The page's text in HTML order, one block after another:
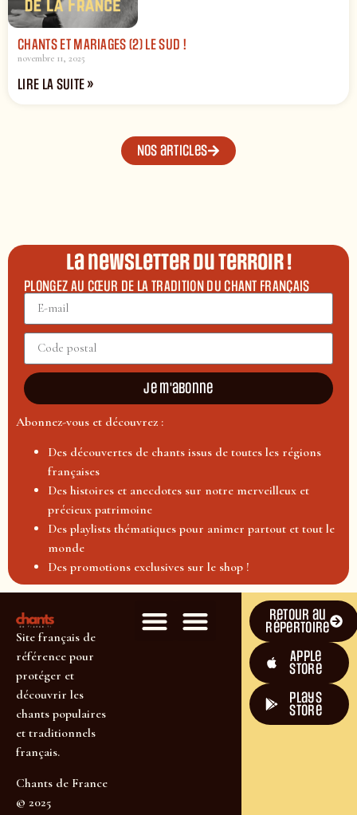
CHANTS ET MARIAGES (2) LE SUD !
novembre 11, 2025
LIRE LA SUITE »
Nos articles
La newsletter du terroir !
PLONGEZ AU CŒUR DE LA TRADITION DU CHANT FRANÇAIS
Je m'abonne
Abonnez-vous et découvrez :
Des découvertes de chants issus de toutes les régions
françaises
Des histoires et anecdotes sur notre merveilleux et
précieux patrimoine
Des playlists thématiques pour animer partout et tout le
monde
Des promotions exclusives sur le shop !
Site français de
référence pour
protéger et
découvrir les
chants populaires
et traditionnels
français.
Chants de France
© 2025
Retour au
répertoire
Apple
Store
plays
store